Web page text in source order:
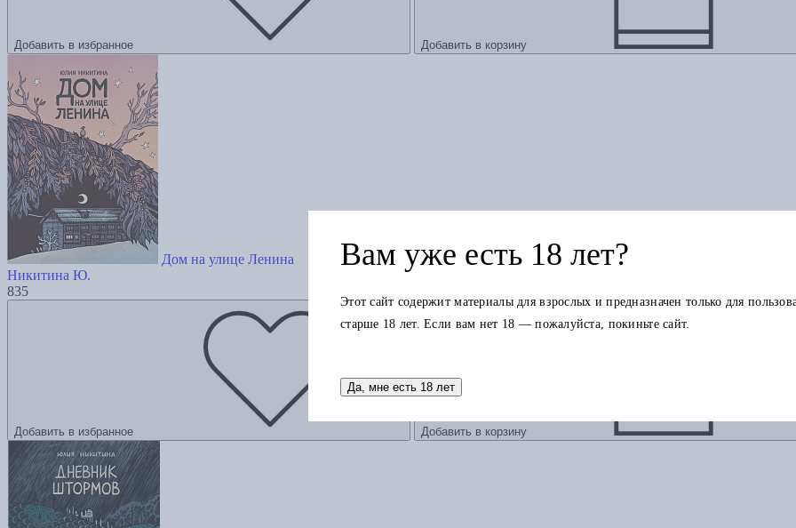
Добавить в избранное Добавить в корзину
Дом на улице Ленина
Никитина Ю.
835
Добавить в избранное Добавить в корзину
Вам уже есть 18 лет?
Этот сайт содержит материалы для взрослых и предназначен только для
старше 18 лет. Если вам нет 18 — пожалуйста, покиньте сайт.
Да, мне есть 18 лет